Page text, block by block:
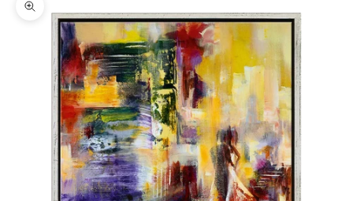
Bild vergrößern